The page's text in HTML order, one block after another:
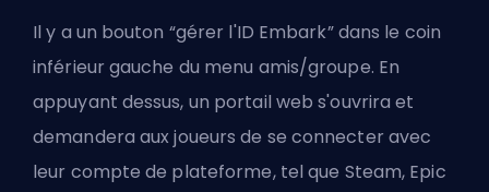
Il y a un bouton “gérer l'ID Embark” dans le coin
inférieur gauche du menu amis/groupe. En
appuyant dessus, un portail web s'ouvrira et
demandera aux joueurs de se connecter avec
leur compte de plateforme, tel que Steam, Epic